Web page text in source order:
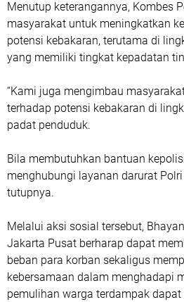
Menutup keterangannya, Kombes
masyarakat untuk meningkatkan
potensi kebakaran, terutama di
yang memiliki tingkat kepadatan
“Kami juga mengimbau
terhadap potensi kebakaran di
padat penduduk.
Bila membutuhkan bantuan
menghubungi layanan darurat
tutupnya.
Melalui aksi sosial tersebut,
Jakarta Pusat berharap dapat
beban para korban sekaligus
kebersamaan dalam menghadapi
pemulihan warga terdampak